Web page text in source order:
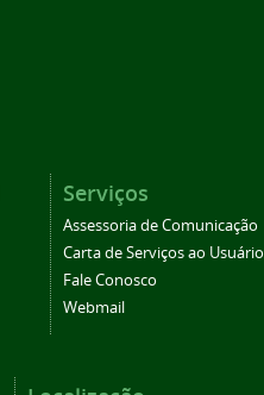
Serviços
Assessoria de Comunicação
Carta de Serviços ao Usuário
Fale Conosco
Webmail